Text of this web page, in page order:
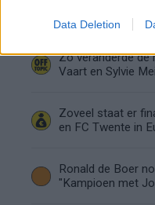
Data Deletion
Ajax - Vojvodina
Zo veranderde de
Vaart en Sylvie
Zoveel staat er
en FC Twente in
Ronald de Boer
"Kampioen met